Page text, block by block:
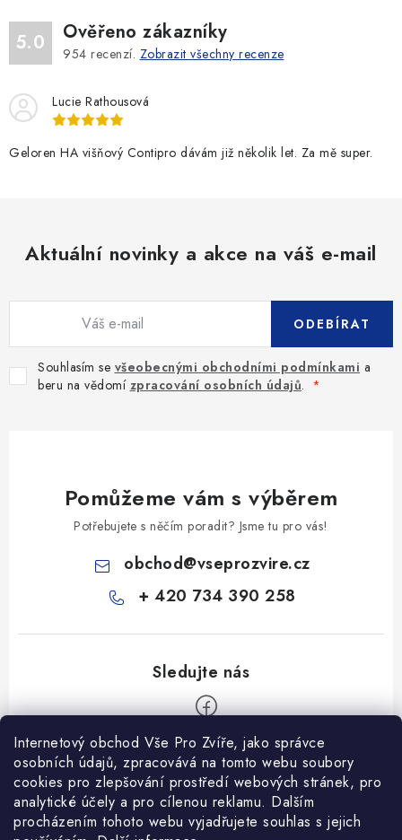
Internetový obchod Vše Pro Zvíře, jako správce
osobních údajů, zpracovává na tomto webu soubory
cookies pro zlepšování prostředí webových stránek, pro
analytické účely a pro cílenou reklamu. Dalším
procházením tohoto webu vyjadřujete souhlas s jejich
5.0 Ověřeno zákazníky
954 recenzí. Zobrazit všechny recenze
Lucie Rathousová
Geloren HA višňový Contipro dávám již několik let. Za mě super.
Aktuální novinky a akce na váš e-mail
Souhlasím se všeobecnými obchodními podmínkami a
beru na vědomí zpracování osobních údajů.
ODEBÍRAT
Pomůžeme vám s výběrem
Potřebujete s něčím poradit? Jsme tu pro vás!
obchod@vseprozvire.cz
+ 420 734 390 258
Informace pro Vás
Ceník dopravy